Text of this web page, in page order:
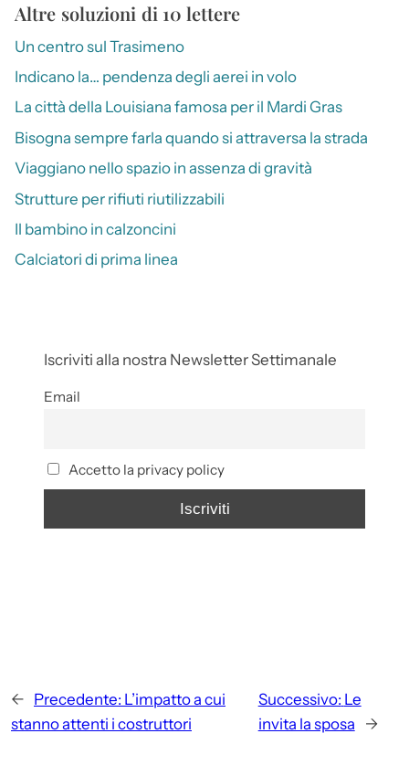
Altre soluzioni di 10 lettere
Un centro sul Trasimeno
Indicano la… pendenza degli aerei in volo
La città della Louisiana famosa per il Mardi Gras
Bisogna sempre farla quando si attraversa la strada
Viaggiano nello spazio in assenza di gravità
Strutture per rifiuti riutilizzabili
Il bambino in calzoncini
Calciatori di prima linea
Iscriviti alla nostra Newsletter Settimanale
Email
Accetto la privacy policy
← Precedente: L’impatto a cui
stanno attenti i costruttori
Successivo: Le
invita la sposa
→